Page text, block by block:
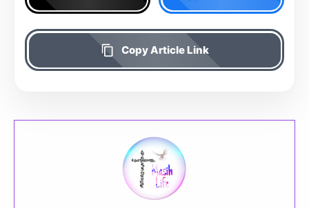
Copy Article Link